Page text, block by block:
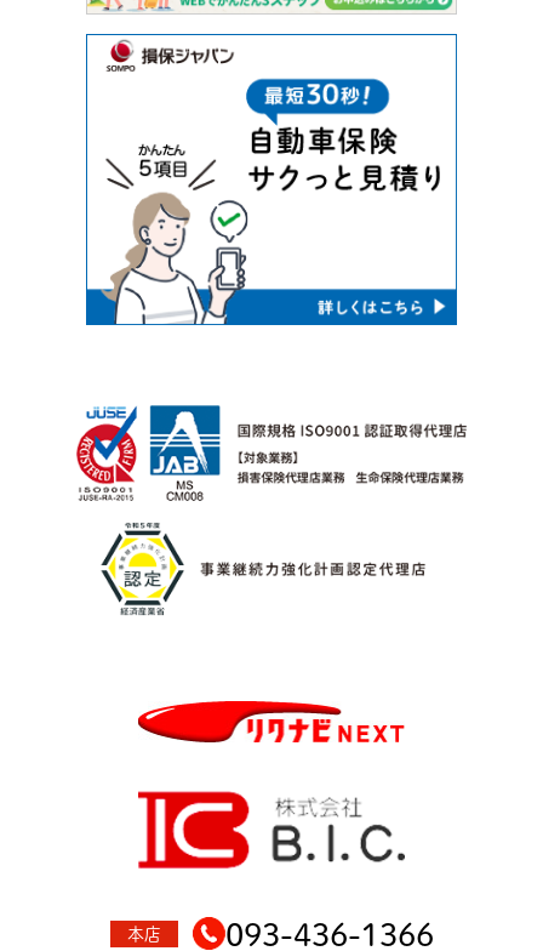
本店 093-436-1366